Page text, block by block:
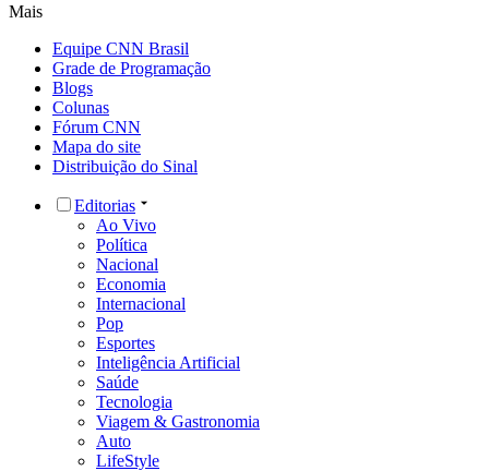
Mais
Equipe CNN Brasil
Grade de Programação
Blogs
Colunas
Fórum CNN
Mapa do site
Distribuição do Sinal
Editorias
Ao Vivo
Política
Nacional
Economia
Internacional
Pop
Esportes
Inteligência Artificial
Saúde
Tecnologia
Viagem & Gastronomia
Auto
LifeStyle